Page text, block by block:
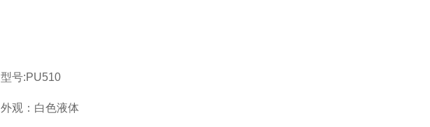
型号:PU510
外观：白色液体